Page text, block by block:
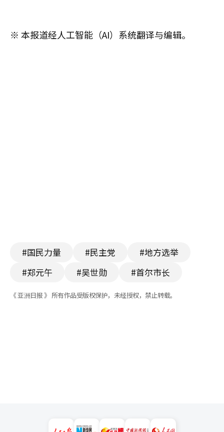
※ 本报道经人工智能（AI）系统翻译与编辑。
#国民力量 #民主党
#地方选举
#郑元午
#吴世勋 #首尔市长
《 亚洲日报 》 所有作品受版权保护，未经授权，禁止转载。